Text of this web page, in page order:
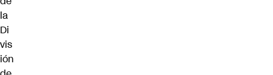
la
Di
vis
ión